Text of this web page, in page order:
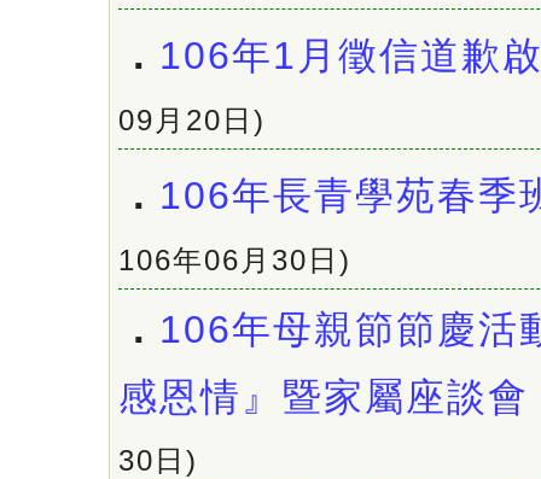
． 106年1月徵信道歉
09月20日)
． 106年長青學苑春季
106年06月30日)
． 106年母親節節慶活
感恩情』暨家屬座談會
30日)